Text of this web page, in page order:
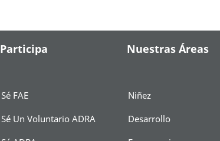
Participa
Sé FAE
Sé Un Voluntario ADRA
Nuestras Áreas
Niñez
Desarrollo